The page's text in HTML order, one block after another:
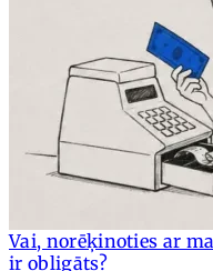
Vai, norēķinoties ar
ir obligāts?